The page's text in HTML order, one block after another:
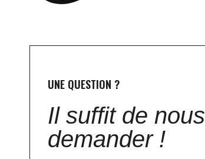
UNE QUESTION ?
Il suffit de nous
demander !